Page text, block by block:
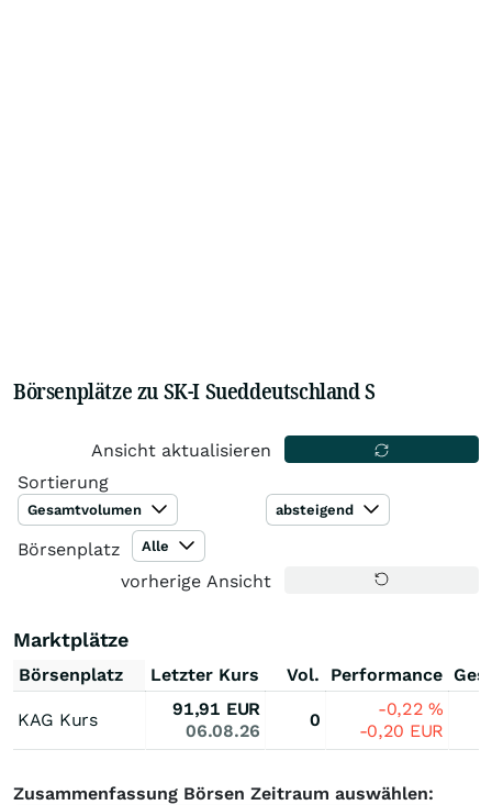
Börsenplätze zu SK-I Sueddeutschland S
Ansicht aktualisieren
Sortierung
Gesamtvolumen absteigend
Börsenplatz Alle
vorherige Ansicht
Marktplätze
Börsenplatz Letzter Kurs Vol. Performance
KAG Kurs
91,91 EUR
06.08.26
0
-0,22%
-0,20 EUR
Zusammenfassung Börsen Zeitraum auswählen: